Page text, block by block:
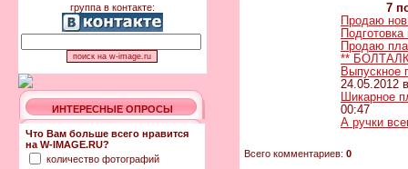
группа в контакте:
ИНТЕРЕСНЫЕ ОПРОСЫ
Что Вам больше всего нравится
на W-IMAGE.RU?
количество фотографий
7
Продаю
Продаю
**
Выпускное
24.05.2012
Шикарное
00:47
А ручки
Всего комментариев: 0